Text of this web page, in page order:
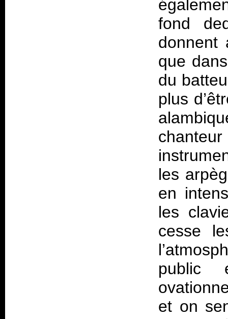
fond
donnent
que
du
plus
les
en
les
cesse
public
et on